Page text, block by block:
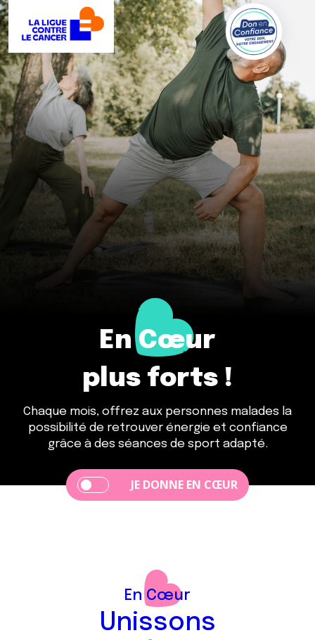
EnCœur
plus forts !
Chaque mois, offrez aux personnes malades la
possibilité de retrouver énergie et confiance
grâce à des séances de sport adapté.
JE DONNE EN CŒUR
EnCœur
Unissons